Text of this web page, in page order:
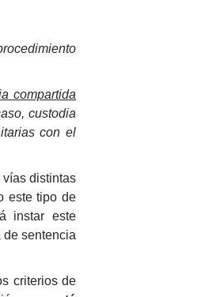
compartida
custodia
con el
distintas
este tipo de
instar este
de sentencia
criterios de